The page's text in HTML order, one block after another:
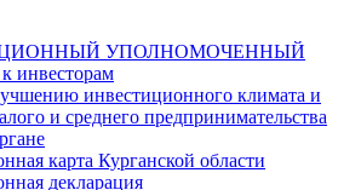
УПОЛНОМОЧЕННЫЙ
инвесторам
инвестиционного климата и
и среднего предпринимательства
карта Курганской области
декларация